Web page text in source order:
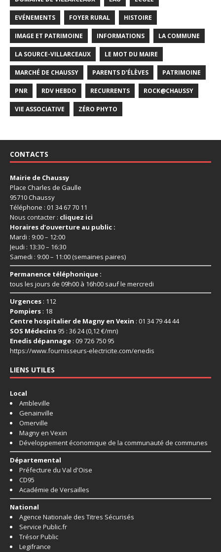
EVÉNEMENTS FOYER RURAL HISTOIRE
IMAGE ET PATRIMOINE INFORMATIONS LA COMMUNE
LA SOURCE-VILLARCEAUX LE MOT DU MAIRE
MARCHÉ DE CHAUSSY PARENTS D'ÉLÈVES PATRIMOINE
PNR RDV HEBDO RECURRENTS ROCK@CHAUSSY
VIE ASSOCIATIVE ZÉRO PHYTO
CONTACTS
Mairie de Chaussy
Place Charles de Gaulle
95710 Chaussy
Téléphone : 01 34 67 70 11
Nous contacter : cliquez ici
Horaires d’ouverture au public :
Mardi : 9:00 – 12:00
Jeudi : 13:30 – 16:30
Samedi : 9:00 – 11:00 (semaines paires)
Permanence téléphonique :
tous les jours de 09h00 à 16h00 sauf le mercredi
Urgences : 112
Pompiers : 18
Centre hospitalier de Magny en Vexin : 01 34 79 44 44
SOS Médecins 95 : 36 24 (0,12 €/mn)
Enedis dépannage : 09 726 750 95
https://www.fournisseurs-electricite.com/enedis
LIENS UTILES
Local
Ambleville
Genainville
Omerville
Magny en Vexin
Développement économique de la communauté de communes
Départemental
Préfecture du Val d'Oise
CD95
Académie de Versailles
National
Agence Nationale des Titres Sécurisés
Service Public.fr
Trésor Public
Legifrance